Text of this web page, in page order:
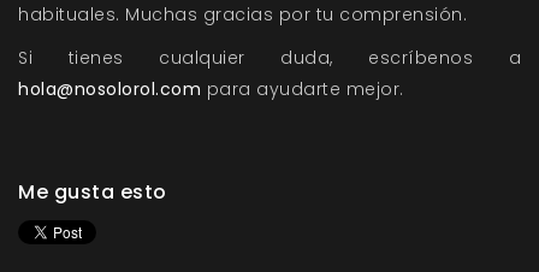
habituales. Muchas gracias por tu comprensión.
Si tienes cualquier duda, escríbenos a
hola@nosolorol.com para ayudarte mejor.
Me gusta esto